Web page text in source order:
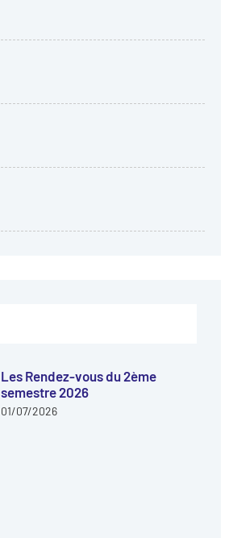
Les Rendez-vous du 2ème
semestre 2026
01/07/2026